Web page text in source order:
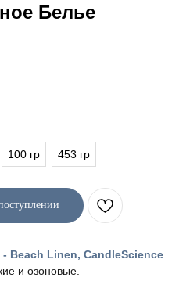
Белье
100 гр 453 гр
Beach Linen, CandleScience
и озоновые.